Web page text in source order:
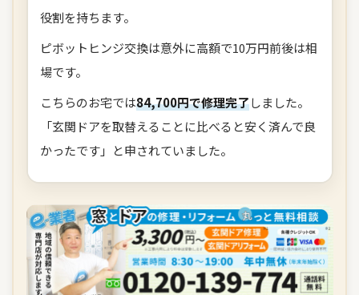
役割を持ちます。
ピボットヒンジ交換は意外に高額で10万円前後は相
場です。
こちらのお宅では84,700円で修理完了しました。
「玄関ドアを取替えることに比べると安く済んで良
かったです」と申されていました。